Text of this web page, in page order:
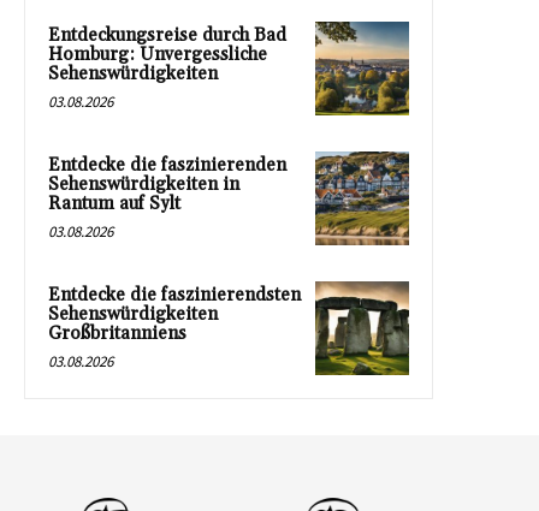
Entdeckungsreise durch Bad
Homburg: Unvergessliche
Sehenswürdigkeiten
03.08.2026
Entdecke die faszinierenden
Sehenswürdigkeiten in
Rantum auf Sylt
03.08.2026
Entdecke die faszinierendsten
Sehenswürdigkeiten
Großbritanniens
03.08.2026